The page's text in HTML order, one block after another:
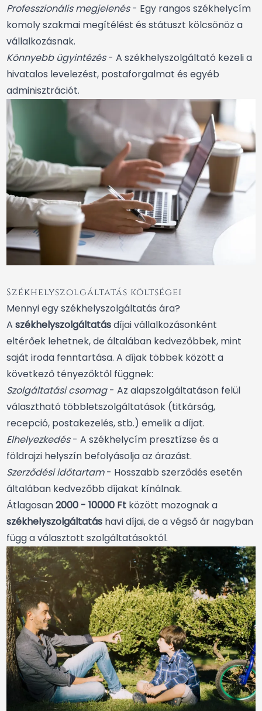
Professzionális megjelenés- Egy rangos székhelycím
komoly szakmai megítélést és státuszt kölcsönöz a
vállalkozásnak.
Könnyebb ügyintézés- A székhelyszolgáltató kezeli a
hivatalos levelezést, postaforgalmat és egyéb
adminisztrációt.
Székhelyszolgáltatás költségei
Mennyi egy székhelyszolgáltatás ára?
A székhelyszolgáltatásdíjai vállalkozásonként
eltérőek lehetnek, de általában kedvezőbbek, mint
saját iroda fenntartása. A díjak többek között a
következő tényezőktől függnek:
Szolgáltatási csomag- Az alapszolgáltatáson felül
választható többletszolgáltatások (titkárság,
recepció, postakezelés, stb.) emelik a díjat.
Elhelyezkedés- A székhelycím presztízse és a
földrajzi helyszín befolyásolja az árazást.
Szerződési időtartam- Hosszabb szerződés esetén
általában kedvezőbb díjakat kínálnak.
Átlagosan2000 - 10000 Ft között mozognak a
székhelyszolgáltatás havi díjai, de a végső ár nagyban
függ a választott szolgáltatásoktól.